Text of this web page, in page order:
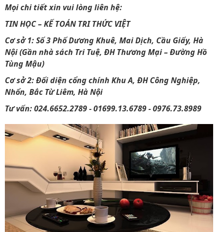
Mọi chi tiết xin vui lòng liên hệ:
TIN HỌC – KẾ TOÁN TRI THỨC VIỆT
Cơ sở 1: Số 3 Phố Dương Khuê, Mai Dịch, Cầu Giấy, Hà
Nội (Gần nhà sách Tri Tuệ, ĐH Thương Mại – Đường Hồ
Tùng Mậu)
Cơ sở 2: Đối diện cổng chính Khu A, ĐH Công Nghiệp,
Nhổn, Bắc Từ Liêm, Hà Nội
Tư vấn: 024.6652.2789 - 01699.13.6789 - 0976.73.8989